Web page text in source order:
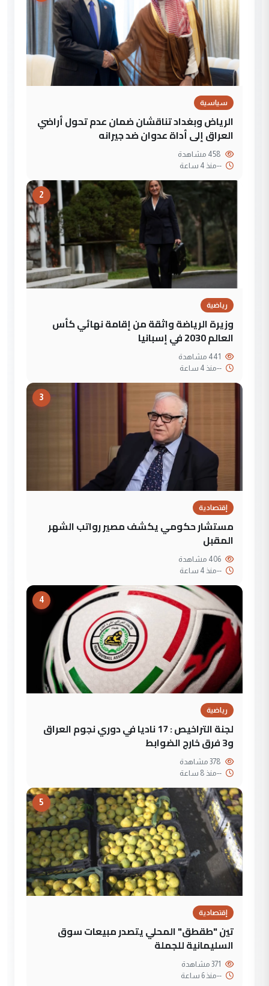
سياسية
الرياض وبغداد تناقشان ضمان عدم تحول أراضي
العراق إلى أداة عدوان ضد جيرانه
--منذ 4 ساعة
2
رياضية
وزيرة الرياضة واثقة من إقامة نهائي كأس
العالم 2030 في إسبانيا
--منذ 4 ساعة
3
إقتصادية
مستشار حكومي يكشف مصير رواتب الشهر
المقبل
--منذ 4 ساعة
4
رياضية
لجنة التراخيص : 17 ناديا في دوري نجوم العراق
و3 فرق خارج الضوابط
--منذ 8 ساعة
5
إقتصادية
تين "طقطق" المحلي يتصدر مبيعات سوق
السليمانية للجملة
--منذ 6 ساعة